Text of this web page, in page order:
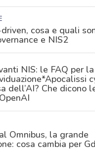
cosa e quali
e NIS2
NIS: le FAQ per
dell’AI? Che dicono
Omnibus, la grande
cosa cambia per